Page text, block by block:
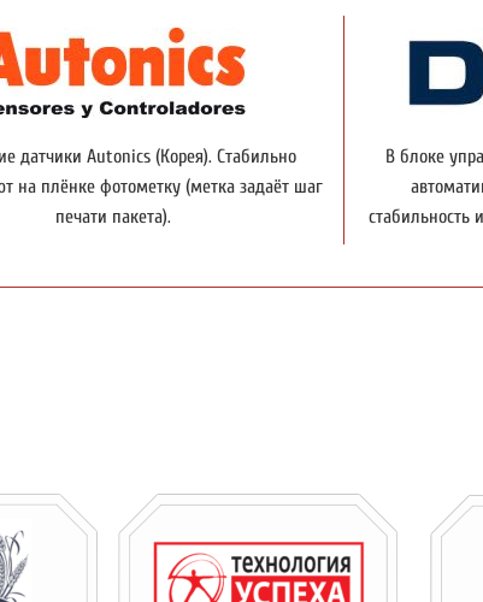
датчики Autonics (Корея). Стабильно
на плёнке фотометку (метка задаёт шаг
печати пакета).
В блоке
стабильность